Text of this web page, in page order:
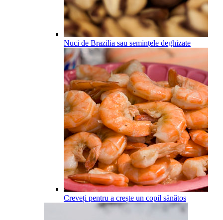
Nuci de Brazilia sau semințele deghizate
Creveți pentru a crește un copil sănătos